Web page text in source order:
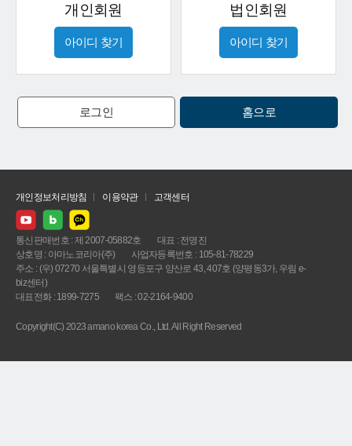
개인회원
아이디 찾기
법인회원
아이디 찾기
로그인 홈으로
개인정보처리방침 이용약관 고객센터
통신판매번호 : 제 2007-05882호
대표 : 전명진
상호명 : 아마노코리아(주)
사업자등록번호 : 105-81-78229
주소 : (우) 07270 서울특별시 영등포구 양산로 43, 407호 (양평동3가, 우림 e-
biz센터)
대표전화 : 1899-7275
팩스 : 02-2164-9400
Copyright(C) 2023 amano korea Co., Ltd. All Right Reserved